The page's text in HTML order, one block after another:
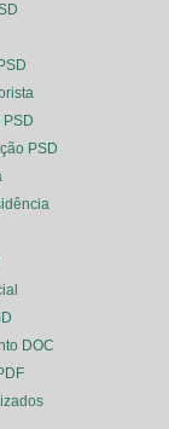
PSD
DOC